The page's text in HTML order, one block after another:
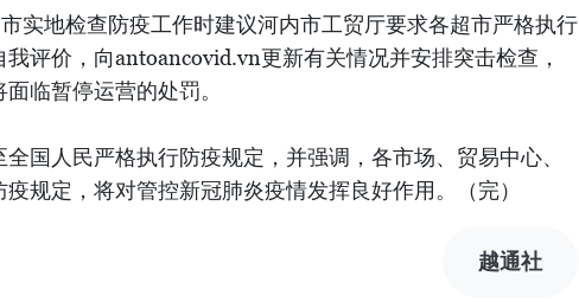
实地检查防疫工作时建议河内市工贸厅要求各超市严格执行
评价，向antoancovid.vn更新有关情况并安排突击检查，
临暂停运营的处罚。
国人民严格执行防疫规定，并强调，各市场、贸易中心、
规定，将对管控新冠肺炎疫情发挥良好作用。（完）
越通社